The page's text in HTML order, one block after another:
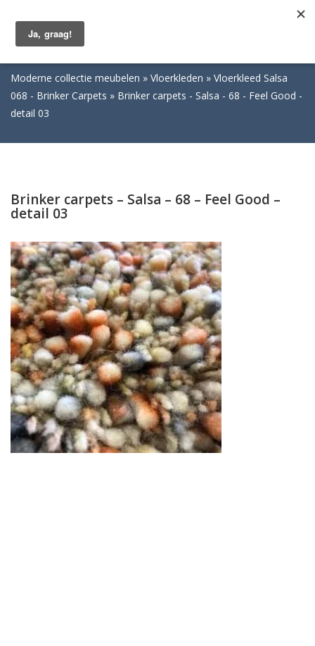
Moderne collectie meubelen Vloerkleden
Vloerkleed Salsa
068 - Brinker Carpets
Brinker carpets - Salsa - 68 - Feel Good -
detail 03
Brinker carpets – Salsa – 68 – Feel Good –
detail 03